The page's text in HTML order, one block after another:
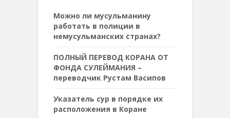
Можно ли мусульманину
работать в полиции в
немусульманских странах?
ПОЛНЫЙ ПЕРЕВОД КОРАНА ОТ
ФОНДА СУЛЕЙМАНИЯ –
переводчик Рустам Васипов
Указатель сур в порядке их
расположения в Коране